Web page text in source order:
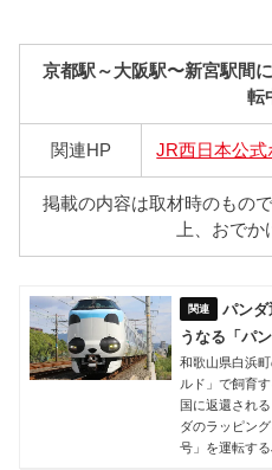
京都駅～大阪駅〜新宮駅間
転
関連HP JR西日本公式
掲載の内容は取材時のもの
上、おでか
パン
うなる「パ
和歌山県白浜
ルド」で飼育
国に返還され
ダのラッピン
号」を運転す